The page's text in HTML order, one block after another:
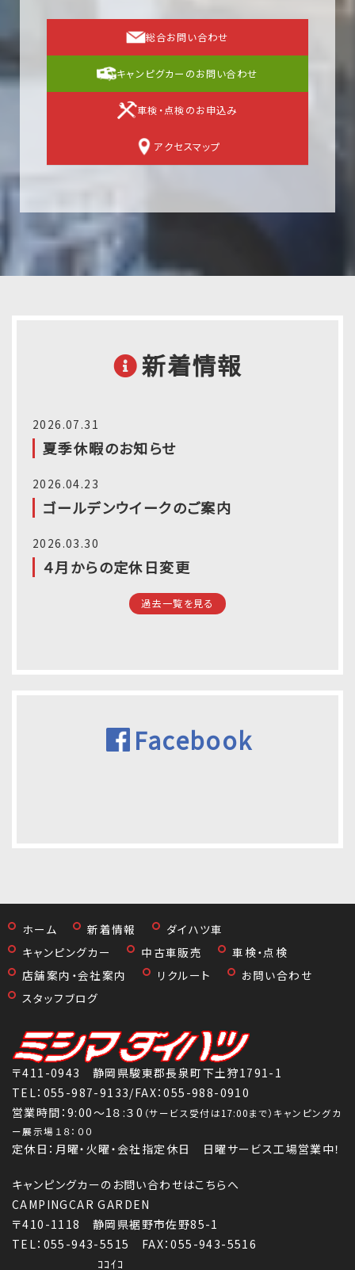
総合お問い合わせ
キャンピグカーのお問い合わせ
車検・点検のお申込み
アクセスマップ
新着情報
2026.07.31
夏季休暇のお知らせ
2026.04.23
ゴールデンウイークのご案内
2026.03.30
４月からの定休日変更
過去一覧を見る
Facebook
ホーム 新着情報
ダイハツ車
キャンピングカー
中古車販売
車検・点検
店舗案内・会社案内
リクルート
お問い合わせ
スタッフブログ
〒411-0943 静岡県駿東郡長泉町下土狩1791-1
TEL： 055-987-9133/FAX：055-988-0910
営業時間：9:00～1８:３0 （サービス受付は17:00まで）キャンピングカ
ー展示場１８：００
定休日：月曜・火曜・会社指定休日 日曜サービス工場営業中！
キャンピングカーのお問い合わせはこちらへ
CAMPINGCAR GARDEN
〒410-1118 静岡県裾野市佐野85-1
TEL：055-943-5515 FAX：055-943-5516
ｺｺｲｺ